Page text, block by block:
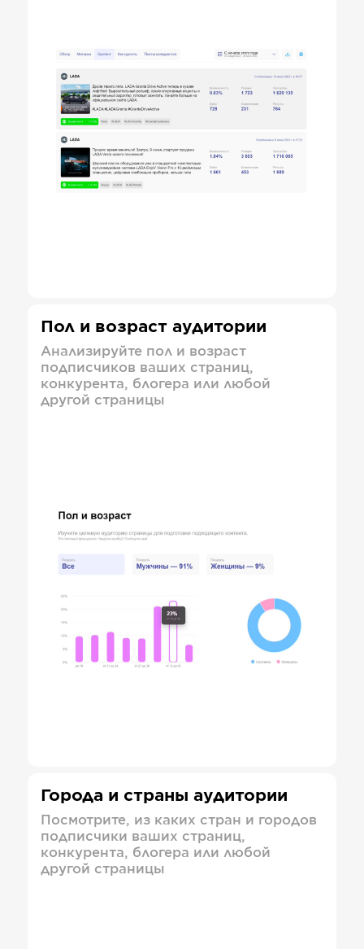
Пол и возраст аудитории
Анализируйте пол и возраст
подписчиков ваших страниц,
конкурента, блогера или любой
другой страницы
Города и страны аудитории
Посмотрите, из каких стран и городов
подписчики ваших страниц,
конкурента, блогера или любой
другой страницы